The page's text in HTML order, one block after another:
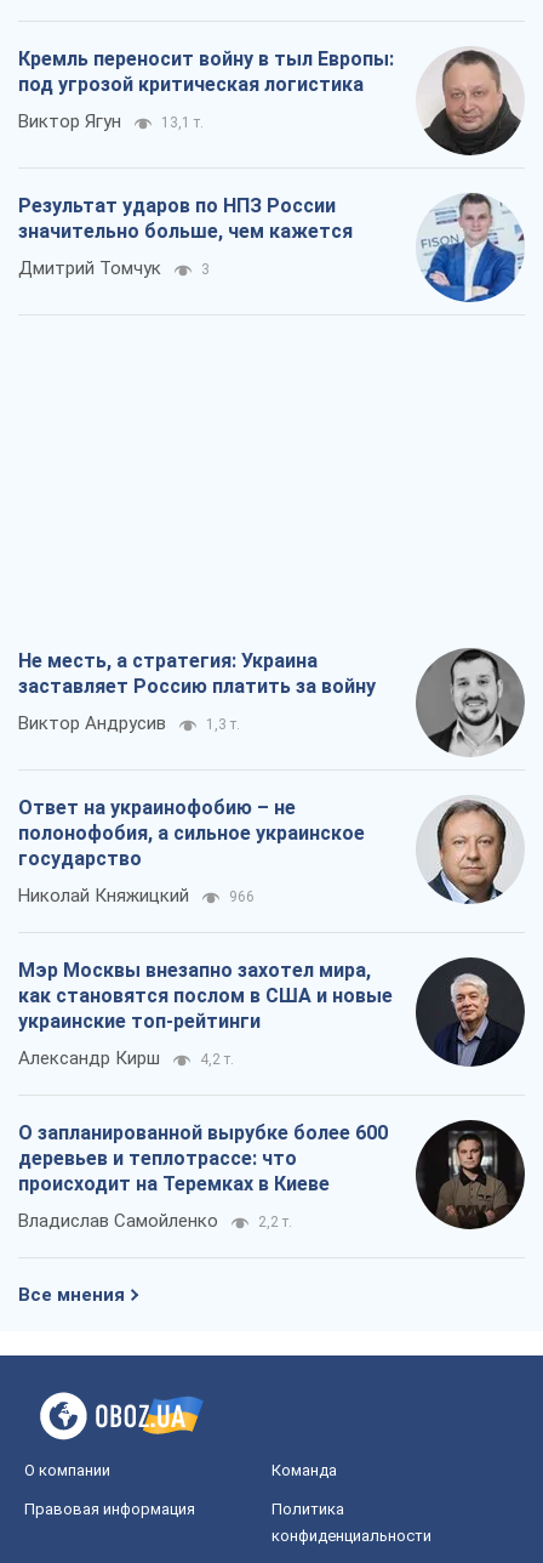
Кремль переносит войну в тыл Европы:
под угрозой критическая логистика
Виктор Ягун 13,1 т.
Результат ударов по НПЗ России
значительно больше, чем кажется
Дмитрий Томчук 3
Не месть, а стратегия: Украина
заставляет Россию платить за войну
Виктор Андрусив 1,3 т.
Ответ на украинофобию – не
полонофобия, а сильное украинское
государство
Николай Княжицкий 966
Мэр Москвы внезапно захотел мира,
как становятся послом в США и новые
украинские топ-рейтинги
Александр Кирш 4,2 т.
О запланированной вырубке более 600
деревьев и теплотрассе: что
происходит на Теремках в Киеве
Владислав Самойленко 2,2 т.
Все мнения
О компании Команда
Правовая информация
Политика
конфиденциальности